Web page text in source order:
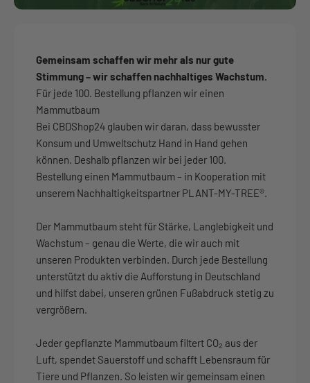
Gemeinsam schaffen wir mehr als nur gute
Stimmung – wir schaffen nachhaltiges Wachstum.
Für jede 100. Bestellung pflanzen wir einen
Mammutbaum
Bei CBDShop24 glauben wir daran, dass bewusster
Konsum und Umweltschutz Hand in Hand gehen
können. Deshalb pflanzen wir bei jeder 100.
Bestellung einen Mammutbaum – in Kooperation mit
unserem Nachhaltigkeitspartner PLANT-MY-TREE®.
Der Mammutbaum steht für Stärke, Langlebigkeit und
Wachstum – genau die Werte, die wir auch mit
unseren Produkten verbinden. Durch jede Bestellung
unterstützt du aktiv die Aufforstung in Deutschland
und hilfst dabei, unseren grünen Fußabdruck stetig zu
vergrößern.
Jeder gepflanzte Mammutbaum filtert CO₂ aus der
Luft, spendet Sauerstoff und schafft Lebensraum für
Tiere und Pflanzen. So leisten wir gemeinsam einen